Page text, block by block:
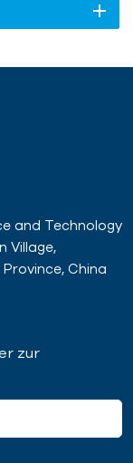
and Technology
Village,
China
zur